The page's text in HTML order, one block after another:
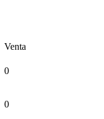
Venta
0
0